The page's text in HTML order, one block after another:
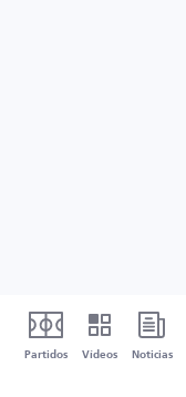
Partidos Vídeos Noticias